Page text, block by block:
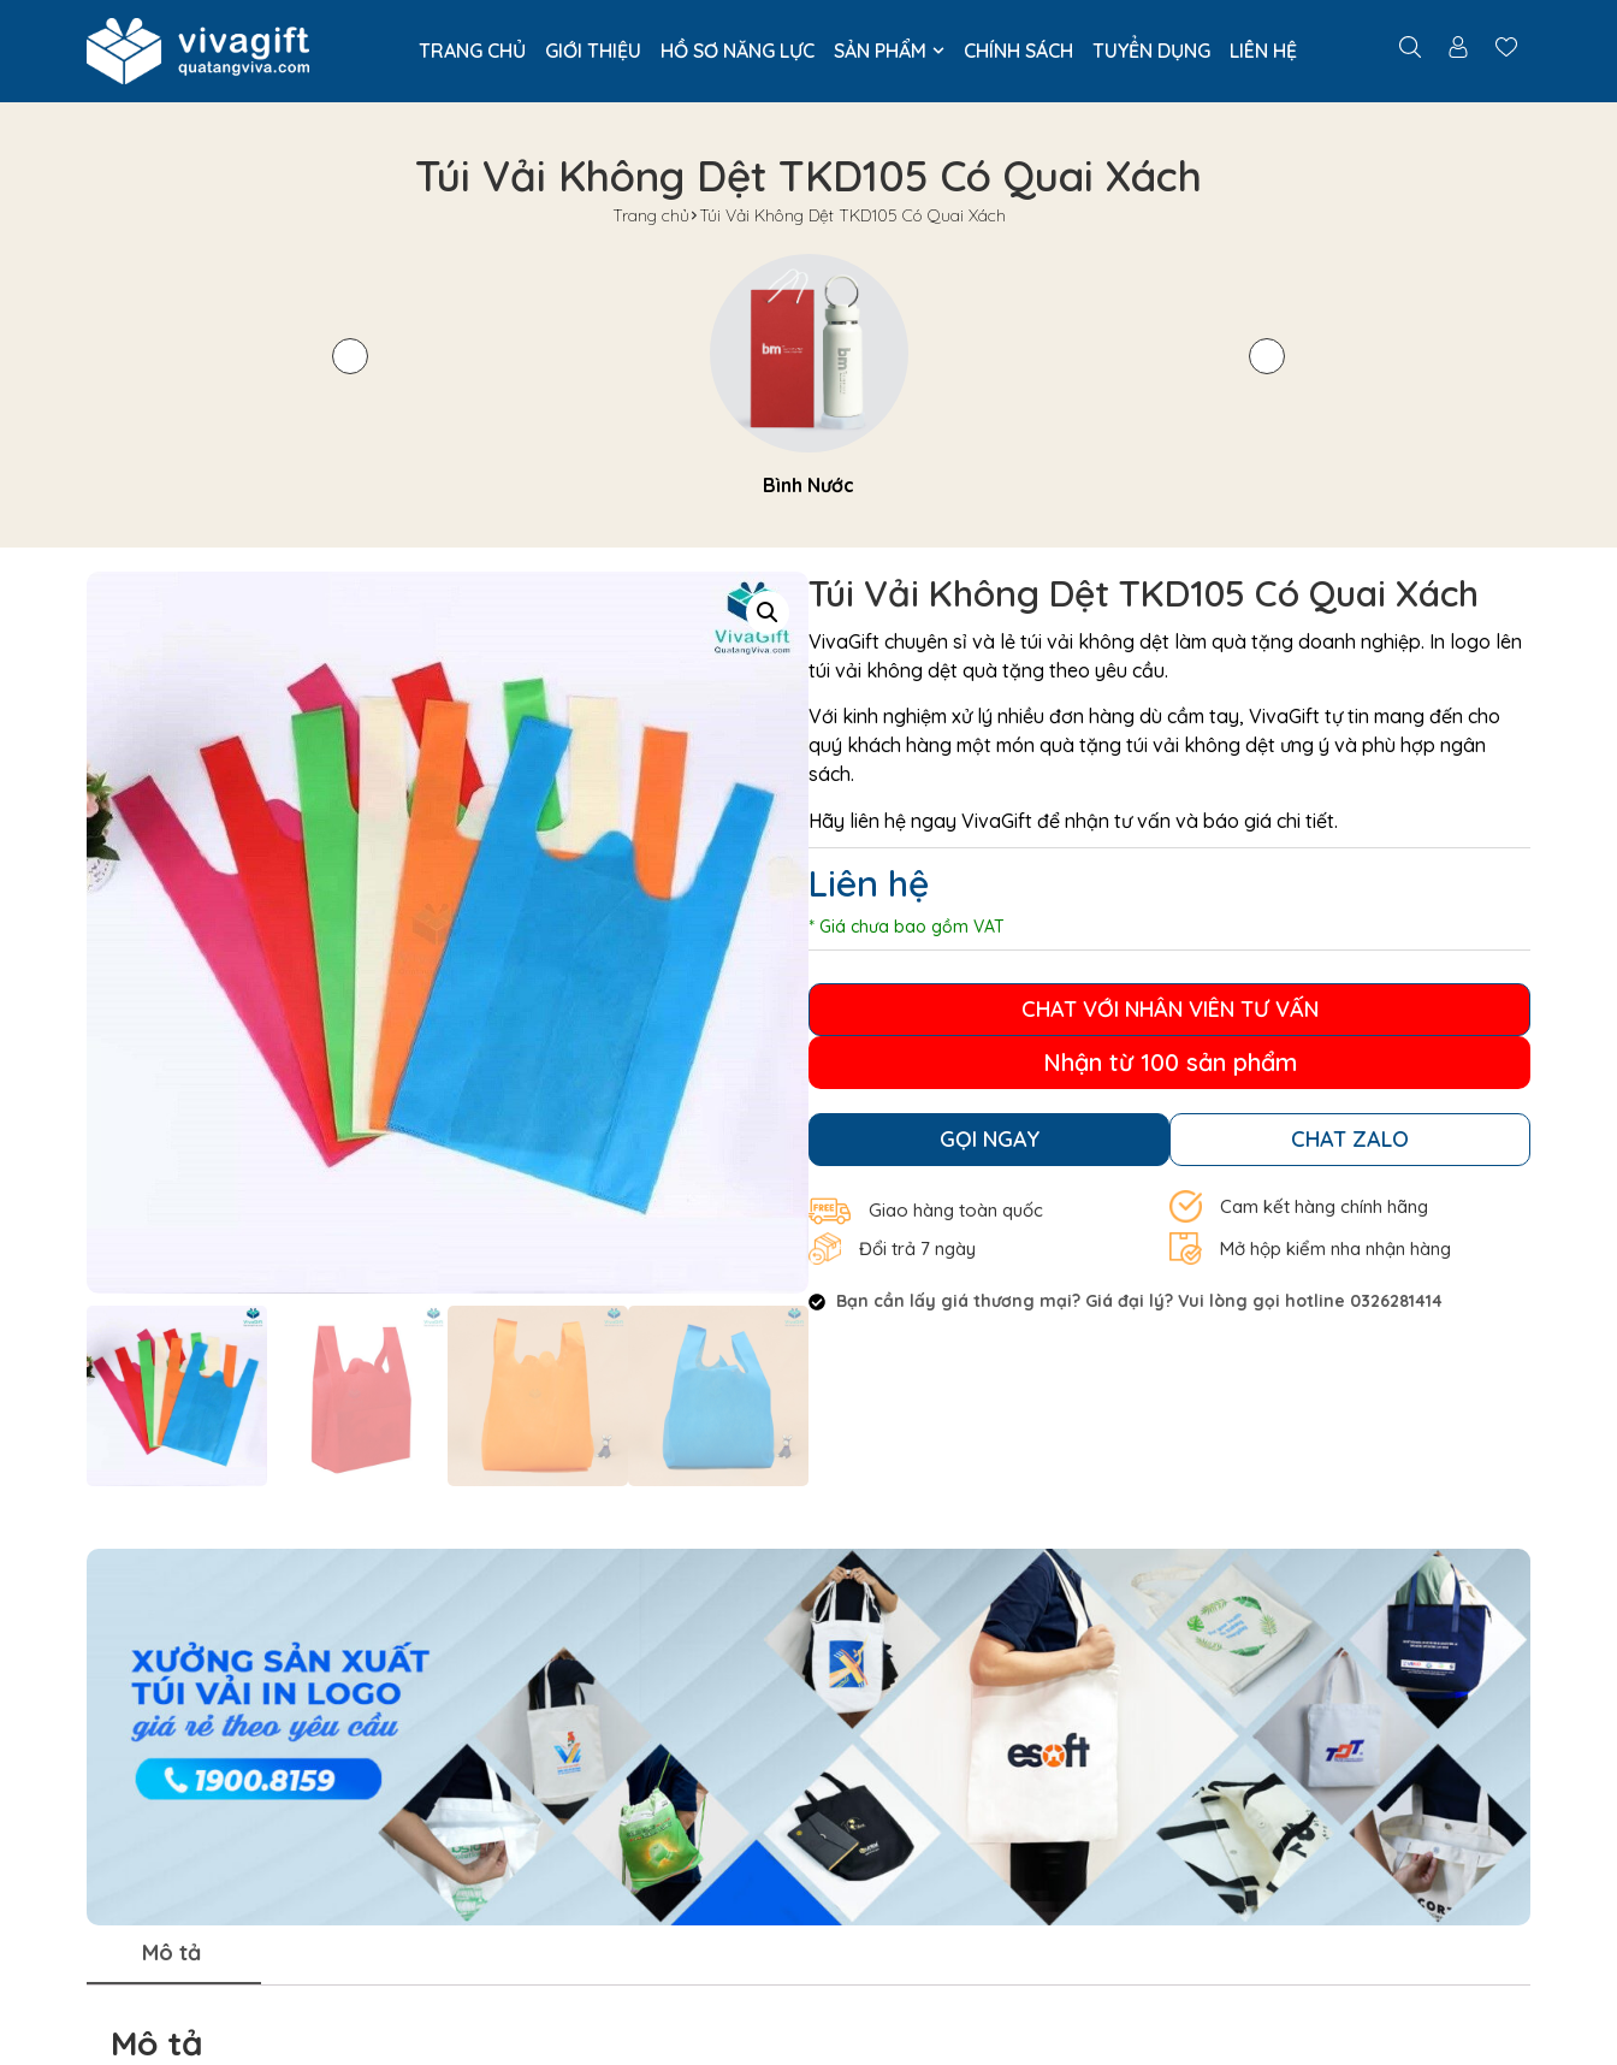
TRANG CHỦ GIỚI THIỆU HỒ SƠ NĂNG LỰC SẢN PHẨM CHÍNH SÁCH TUYỂN DỤNG LIÊN HỆ
Túi Vải Không Dệt TKD105 Có Quai Xách
Trang chủ Túi Vải Không Dệt TKD105 Có Quai Xách
Bình Nước
Túi Vải Không Dệt TKD105 Có Quai Xách
VivaGift chuyên sỉ và lẻ túi vải không dệt làm quà tặng doanh nghiệp. In logo lên
túi vải không dệt quà tặng theo yêu cầu.
Với kinh nghiệm xử lý nhiều đơn hàng dù cầm tay, VivaGift tự tin mang đến cho
quý khách hàng một món quà tặng túi vải không dệt ưng ý và phù hợp ngân
sách.
Hãy liên hệ ngay VivaGift để nhận tư vấn và báo giá chi tiết.
Liên hệ
* Giá chưa bao gồm VAT
CHAT VỚI NHÂN VIÊN TƯ VẤN
Nhận từ 100 sản phẩm
GỌI NGAY CHAT ZALO
Giao hàng toàn quốc
Cam kết hàng chính hãng
Đổi trả 7 ngày
Mở hộp kiểm nha nhận hàng
Bạn cần lấy giá thương mại? Giá đại lý? Vui lòng gọi hotline 0326281414
Mô tả
Mô tả